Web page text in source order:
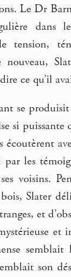
Le Dr
dans
tension,
nouveau,
ce qu’il
se
si
écoutèrent
les
voisins.
Slater
et
et
son